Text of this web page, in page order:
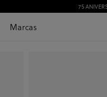
75
Marcas